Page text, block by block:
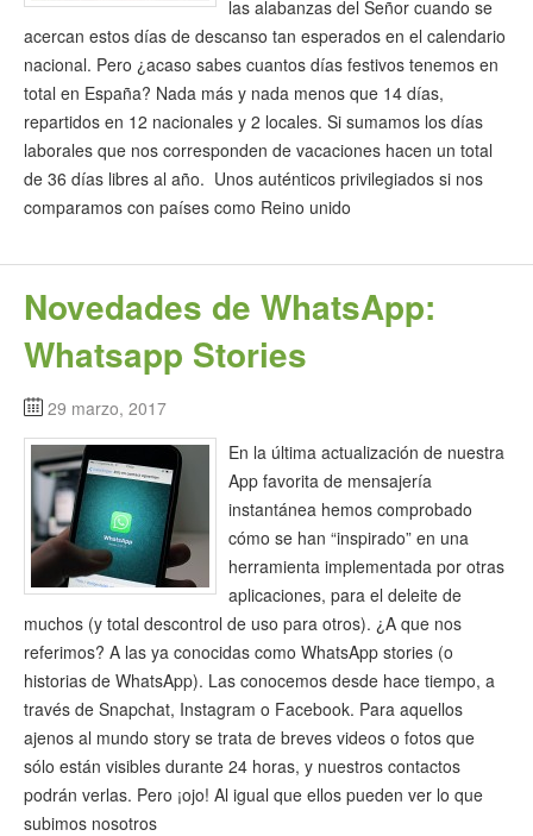
las alabanzas del Señor cuando se
acercan estos días de descanso tan esperados en el calendario
nacional. Pero ¿acaso sabes cuantos días festivos tenemos en
total en España? Nada más y nada menos que 14 días,
repartidos en 12 nacionales y 2 locales. Si sumamos los días
laborales que nos corresponden de vacaciones hacen un total
de 36 días libres al año. Unos auténticos privilegiados si nos
comparamos con países como Reino unido
Novedades de WhatsApp:
Whatsapp Stories
29 marzo, 2017
En la última actualización de nuestra
App favorita de mensajería
instantánea hemos comprobado
cómo se han “inspirado” en una
herramienta implementada por otras
aplicaciones, para el deleite de
muchos (y total descontrol de uso para otros). ¿A que nos
referimos? A las ya conocidas como WhatsApp stories (o
historias de WhatsApp). Las conocemos desde hace tiempo, a
través de Snapchat, Instagram o Facebook. Para aquellos
ajenos al mundo story se trata de breves videos o fotos que
sólo están visibles durante 24 horas, y nuestros contactos
podrán verlas. Pero ¡ojo! Al igual que ellos pueden ver lo que
subimos nosotros